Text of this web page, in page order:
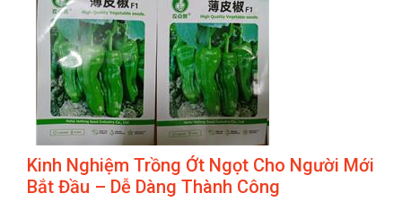
Kinh Nghiệm Trồng Ớt Ngọt Cho Người Mới
Bắt Đầu – Dễ Dàng Thành Công